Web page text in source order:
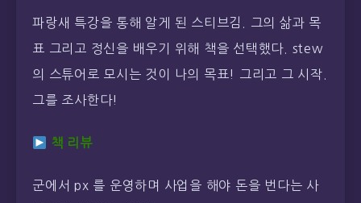
파랑새 특강을 통해 알게 된 스티브김. 그의 삶과 목
표 그리고 정신을 배우기 위해 책을 선택했다. stew
의 스튜어로 모시는 것이 나의 목표! 그리고 그 시작.
그를 조사한다!
책 리뷰
군에서 px 를 운영하며 사업을 해야 돈을 번다는 사